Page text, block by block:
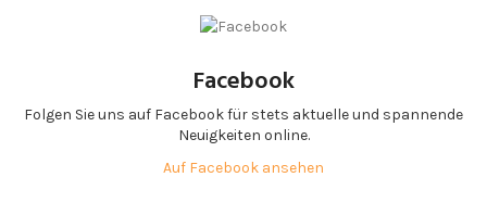
Facebook
Folgen Sie uns auf Facebook für stets aktuelle und spannende
Neuigkeiten online.
Auf Facebook ansehen